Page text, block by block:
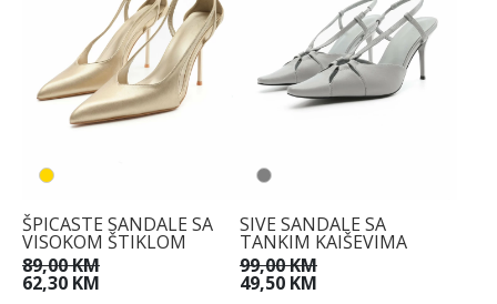
ŠPICASTE SANDALE SA
VISOKOM ŠTIKLOM
89,00 KM
62,30 KM
SIVE SANDALE SA
TANKIM KAIŠEVIMA
99,00 KM
49,50 KM